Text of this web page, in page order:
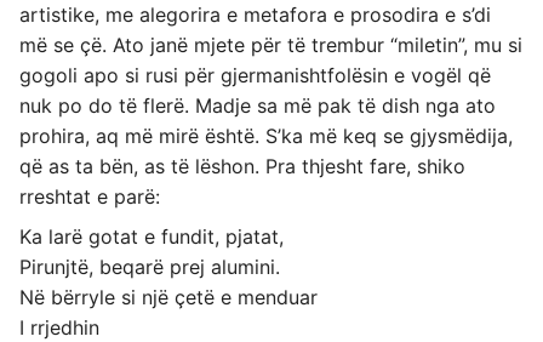
artistike, me alegorira e metafora e prosodira e s’di
më se çë. Ato janë mjete për të trembur “miletin”, mu si
gogoli apo si rusi për gjermanishtfolësin e vogël që
nuk po do të flerë. Madje sa më pak të dish nga ato
prohira, aq më mirë është. S’ka më keq se gjysmëdija,
që as ta bën, as të lëshon. Pra thjesht fare, shiko
rreshtat e parë:
Ka larë gotat e fundit, pjatat,
Pirunjtë, beqarë prej alumini.
Në bërryle si një çetë e menduar
I rrjedhin